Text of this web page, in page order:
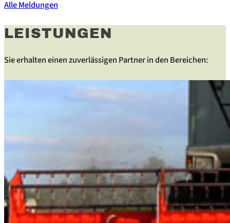
Alle Meldungen
LEISTUNGEN
Sie erhalten einen zuverlässigen Partner in den Bereichen: